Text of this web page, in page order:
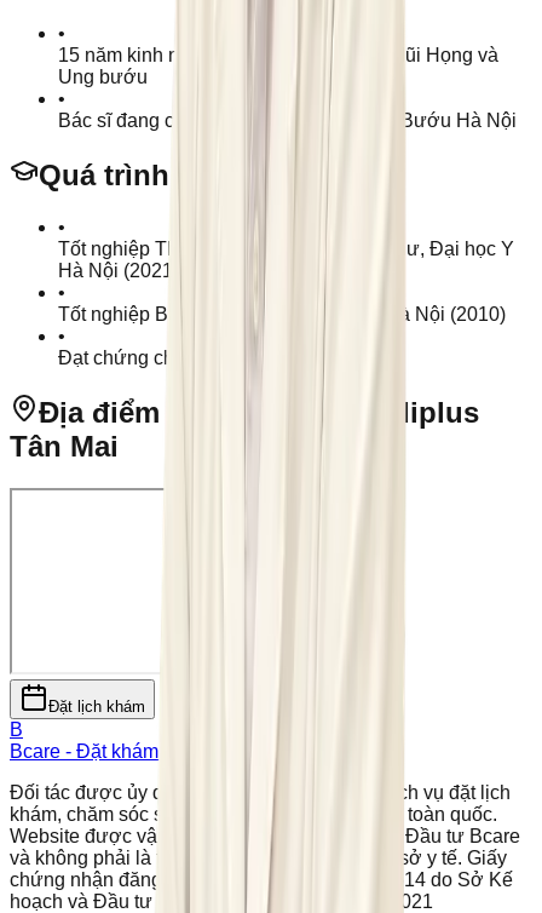
•
15 năm kinh nghiệm trong lĩnh vực Tai Mũi Họng và
Ung bướu
•
Bác sĩ đang công tác tại Bệnh viện Ung Bướu Hà Nội
Quá trình đào tạo
•
Tốt nghiệp Thạc sĩ chuyên ngành Ung thư, Đại học Y
Hà Nội (2021)
•
Tốt nghiệp Bác sĩ Đa khoa, Đại học Y Hà Nội (2010)
•
Đạt chứng chỉ định hướng chuyên khoa
Địa điểm Phòng khám Mediplus
Tân Mai
Đặt lịch khám
B
Bcare - Đặt khám nhanh
Đối tác được ủy quyền phân phối và hỗ trợ dịch vụ đặt lịch
khám, chăm sóc sức khỏe cho người dân trên toàn quốc.
Website được vận hành bởi Công ty Cổ phần Đầu tư Bcare
và không phải là trang chính thức của các cơ sở y tế. Giấy
chứng nhận đăng ký kinh doanh số 0109564614 do Sở Kế
hoạch và Đầu tư TP Hà Nội cấp ngày 23/03/2021